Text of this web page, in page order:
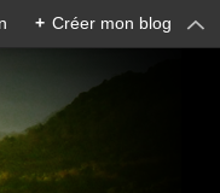
+ Créer mon blog